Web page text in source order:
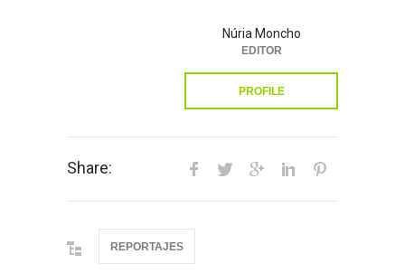
Núria Moncho
EDITOR
PROFILE
Share:
REPORTAJES